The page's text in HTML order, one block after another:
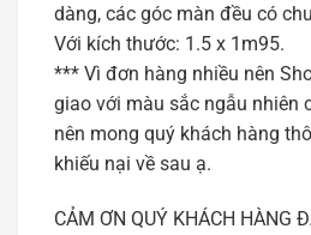
dàng, các góc màn đều có
Với kích thước: 1.5 x 1m95.
*** Vì đơn hàng nhiều nên
giao với màu sắc ngẫu nhiên
nên mong quý khách hàng
khiếu nại về sau ạ.
CẢM ƠN QUÝ KHÁCH HÀNG